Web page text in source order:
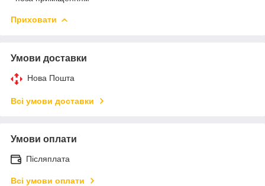
Приховати
Умови доставки
Нова Пошта
Всі умови доставки
Умови оплати
Післяплата
Всі умови оплати